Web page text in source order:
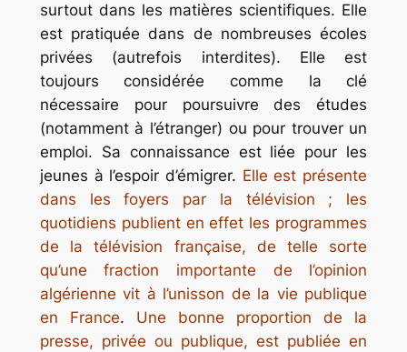
surtout dans les matières scientifiques. Elle
est pratiquée dans de nombreuses écoles
privées (autrefois interdites). Elle est
toujours considérée comme la clé
nécessaire pour poursuivre des études
(notamment à l’étranger) ou pour trouver un
emploi. Sa connaissance est liée pour les
jeunes à l’espoir d’émigrer. Elle est présente
dans les foyers par la télévision ; les
quotidiens publient en effet les programmes
de la télévision française, de telle sorte
qu’une fraction importante de l’opinion
algérienne vit à l’unisson de la vie publique
en France. Une bonne proportion de la
presse, privée ou publique, est publiée en